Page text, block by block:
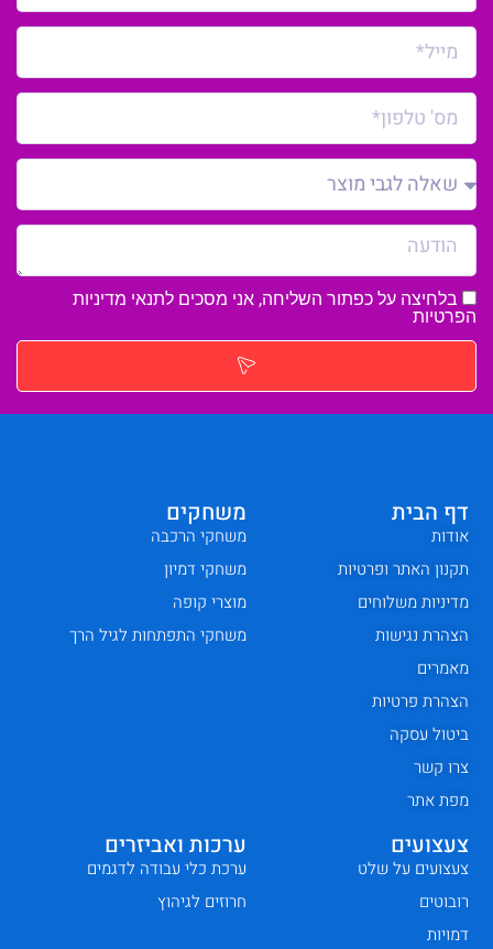
בלחיצה על כפתור השליחה, אני מסכים לתנאי מדיניות
הפרטיות
דף הבית
אודות
תקנון האתר ופרטיות
מדיניות משלוחים
הצהרת נגישות
מאמרים
הצהרת פרטיות
ביטול עסקה
צרו קשר
מפת אתר
משחקים
משחקי הרכבה
משחקי דמיון
מוצרי קופה
משחקי התפתחות לגיל הרך
צעצועים
צעצועים על שלט
רובוטים
דמויות
ערכות ואביזרים
ערכת כלי עבודה לדגמים
חרוזים לגיהוץ